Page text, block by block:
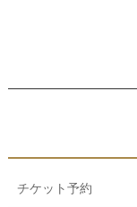
チケット予約